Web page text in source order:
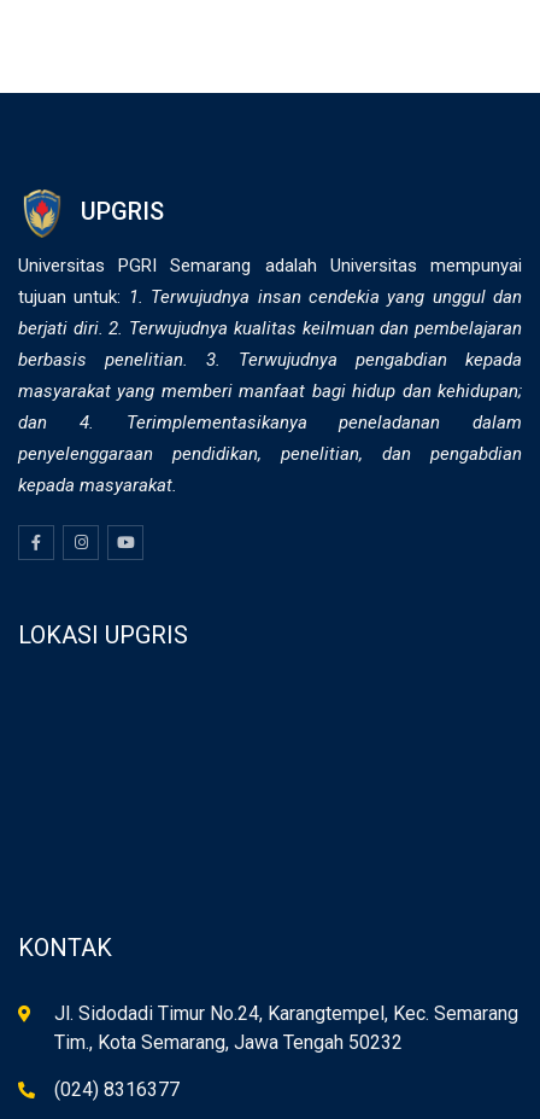
UPGRIS
Universitas PGRI Semarang adalah Universitas mempunyai
tujuan untuk: 1. Terwujudnya insan cendekia yang unggul dan
berjati diri. 2. ⁠Terwujudnya kualitas keilmuan dan pembelajaran
berbasis penelitian. 3. Terwujudnya pengabdian kepada
masyarakat yang memberi manfaat bagi hidup dan kehidupan;
dan 4. Terimplementasikanya peneladanan dalam
penyelenggaraan pendidikan, penelitian, dan pengabdian
kepada masyarakat.
LOKASI UPGRIS
KONTAK
Jl. Sidodadi Timur No.24, Karangtempel, Kec. Semarang
Tim., Kota Semarang, Jawa Tengah 50232
(024) 8316377